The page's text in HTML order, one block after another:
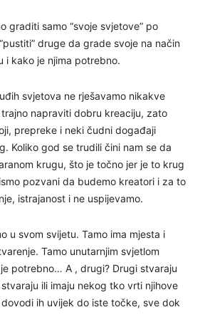
graditi samo “svoje svjetove” po
druge da grade svoje na način
i kako je njima potrebno.
svjetova ne rješavamo nikakve
napraviti dobru kreaciju, zato
prepreke i neki čudni događaji
Koliko god se trudili čini nam se da
krugu, što je točno jer je to krug
pozvani da budemo kreatori i za to
istrajanost i ne uspijevamo.
u svom svijetu. Tamo ima mjesta i
Tamo unutarnjim svjetlom
potrebno… A , drugi? Drugi stvaraju
ili imaju nekog tko vrti njihove
ih uvijek do iste točke, sve dok